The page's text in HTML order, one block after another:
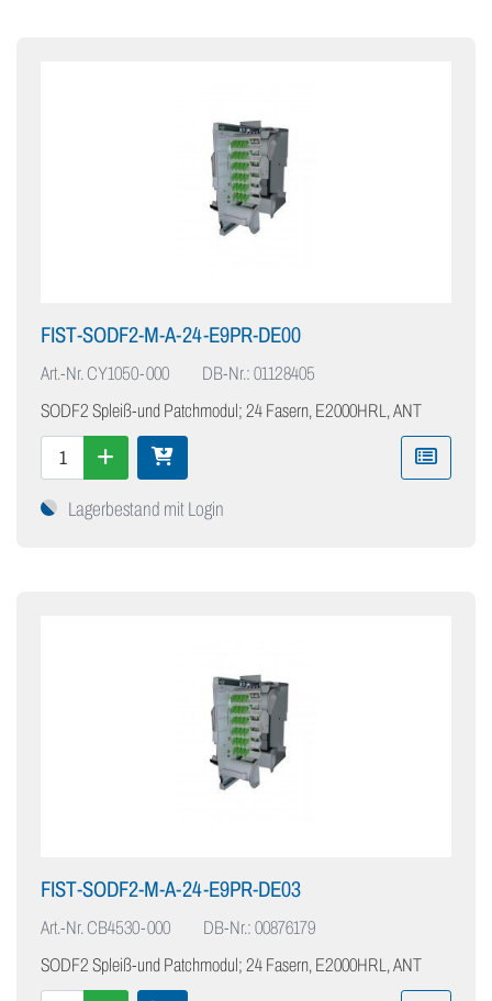
FIST-SODF2-M-A-24-E9PR-DE00
Art.-Nr.CY1050-000
DB-Nr.: 01128405
SODF2 Spleiß-und Patchmodul; 24 Fasern, E2000HRL, ANT
Lagerbestand mit Login
FIST-SODF2-M-A-24-E9PR-DE03
Art.-Nr.CB4530-000
DB-Nr.: 00876179
SODF2 Spleiß-und Patchmodul; 24 Fasern, E2000HRL, ANT